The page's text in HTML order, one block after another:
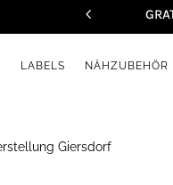
LABELS NÄHZUBEHÖR
Giersdorf